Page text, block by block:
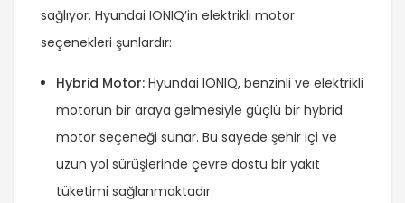
sağlıyor. Hyundai IONIQ’in elektrikli motor
seçenekleri şunlardır:
Hybrid Motor: Hyundai IONIQ, benzinli ve elektrikli
motorun bir araya gelmesiyle güçlü bir hybrid
motor seçeneği sunar. Bu sayede şehir içi ve
uzun yol sürüşlerinde çevre dostu bir yakıt
tüketimi sağlanmaktadır.